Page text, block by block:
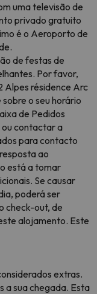
uma televisão de
privado gratuito
é o Aeroporto de
de festas de
Por favor,
résidence Arc
o seu horário
de Pedidos
ou contactar a
para contacto
ao
está a tomar
Se causar
poderá ser
check-out, de
alojamento. Este
extras.
a sua chegada. Esta